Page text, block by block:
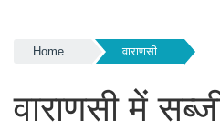
Home वाराणसी
वाराणसी में